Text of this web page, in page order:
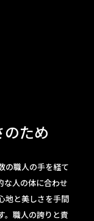
ため
の職人の手を経て
な人の体に合わせ
地と美しさを手間
。職人の誇りと責